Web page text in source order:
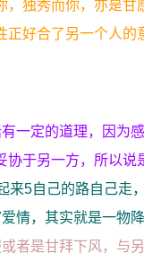
独秀而你，亦是
好合了另一个人
一定的道理，因为
于另一方，所以说
来5自己的路自己走
情，其实就是一物降
者是甘拜下风，与